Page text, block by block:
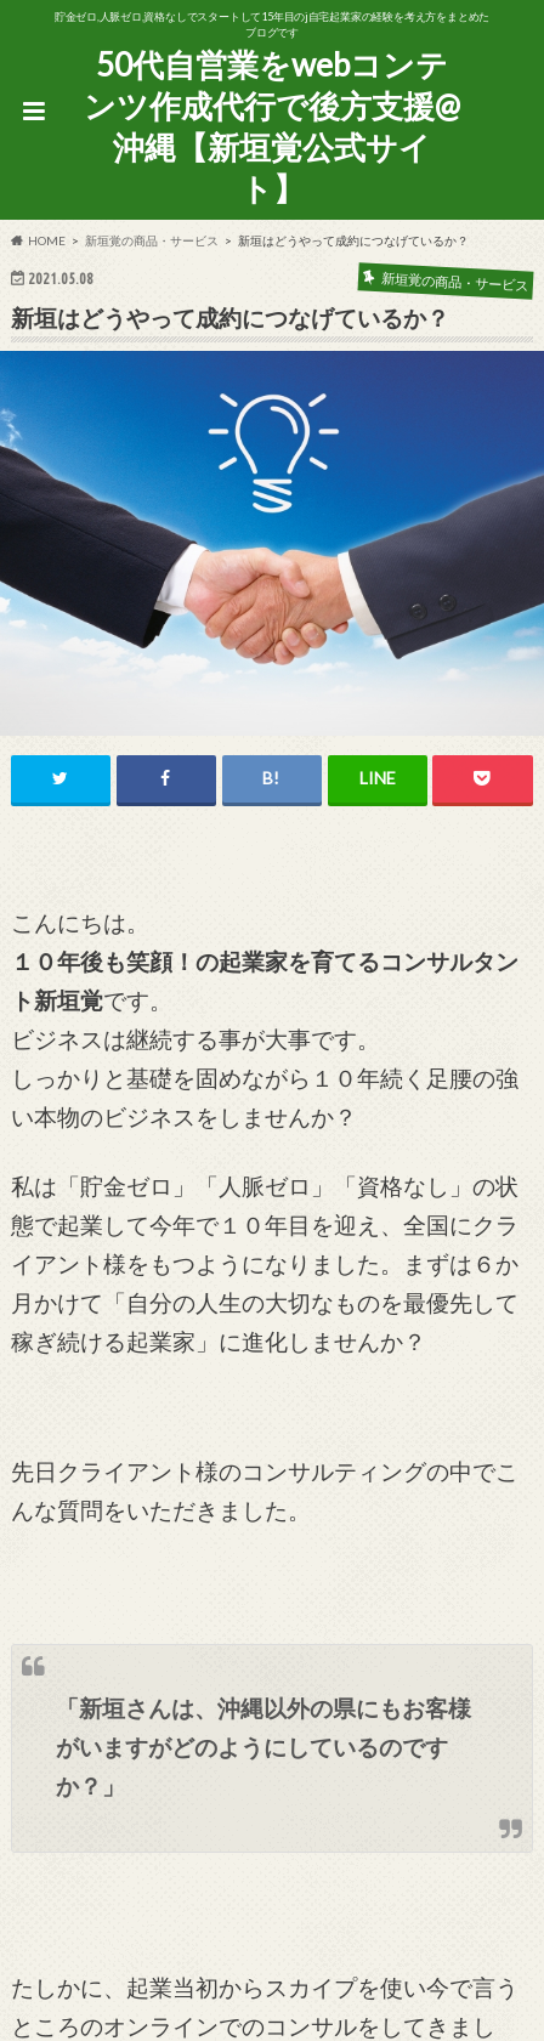
貯金ゼロ,人脈ゼロ,資格なしでスタートして15年目のj自宅起業家の経験を考え方をまとめた
ブログです
50代自営業をwebコンテ
ンツ作成代行で後方支援@
沖縄【新垣覚公式サイ
ト】
HOME 新垣覚の商品・サービス 新垣はどうやって成約につなげているか？
2021.05.08 新垣覚の商品・サービス
新垣はどうやって成約につなげているか？
こんにちは。
１０年後も笑顔！の起業家を育てるコンサルタン
ト新垣覚です。
ビジネスは継続する事が大事です。
しっかりと基礎を固めながら１０年続く足腰の強
い本物のビジネスをしませんか？
私は「貯金ゼロ」「人脈ゼロ」「資格なし」の状
態で起業して今年で１０年目を迎え、全国にクラ
イアント様をもつようになりました。まずは６か
月かけて「自分の人生の大切なものを最優先して
稼ぎ続ける起業家」に進化しませんか？
先日クライアント様のコンサルティングの中でこ
んな質問をいただきました。
「新垣さんは、沖縄以外の県にもお客様
がいますがどのようにしているのです
か？」
たしかに、起業当初からスカイプを使い今で言う
ところのオンラインでのコンサルをしてきまし